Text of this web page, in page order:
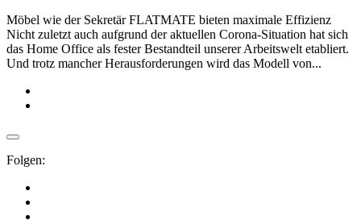
Möbel wie der Sekretär FLATMATE bieten maximale Effizienz
Nicht zuletzt auch aufgrund der aktuellen Corona-Situation hat sich
das Home Office als fester Bestandteil unserer Arbeitswelt etabliert.
Und trotz mancher Herausforderungen wird das Modell von...
Folgen: